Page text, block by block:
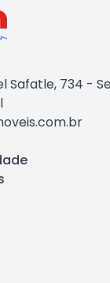
Safatle, 734 -